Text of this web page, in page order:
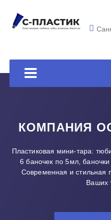
Санкт-
КОМПАНИЯ
Пластиковая мини-тара:
6 баночек по 5мл,
Современная и стильная
Ваших